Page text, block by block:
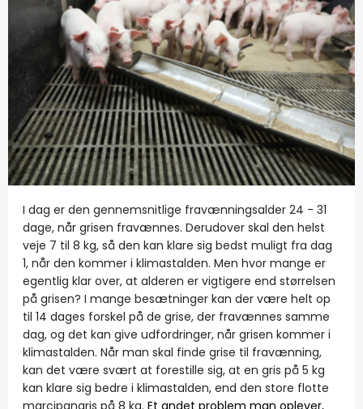
I dag er den gennemsnitlige fravænningsalder 24 - 31
dage, når grisen fravænnes. Derudover skal den helst
veje 7 til 8 kg, så den kan klare sig bedst muligt fra dag
1, når den kommer i klimastalden. Men hvor mange er
egentlig klar over, at alderen er vigtigere end størrelsen
på grisen? I mange besætninger kan der være helt op
til 14 dages forskel på de grise, der fravænnes samme
dag, og det kan give udfordringer, når grisen kommer i
klimastalden. Når man skal finde grise til fravænning,
kan det være svært at forestille sig, at en gris på 5 kg
kan klare sig bedre i klimastalden, end den store flotte
marcipangris på 8 kg. Et andet problem man oplever,